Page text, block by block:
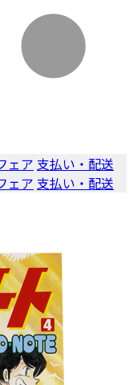
ェア 支払い・配送
ェア 支払い・配送